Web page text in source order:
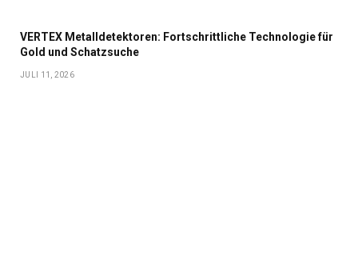
VERTEX Metalldetektoren: Fortschrittliche Technologie für
Gold und Schatzsuche
JULI 11, 2026